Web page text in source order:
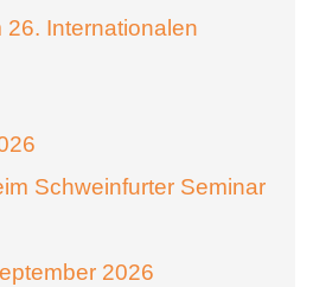
Internationalen
Schweinfurter Seminar
2026